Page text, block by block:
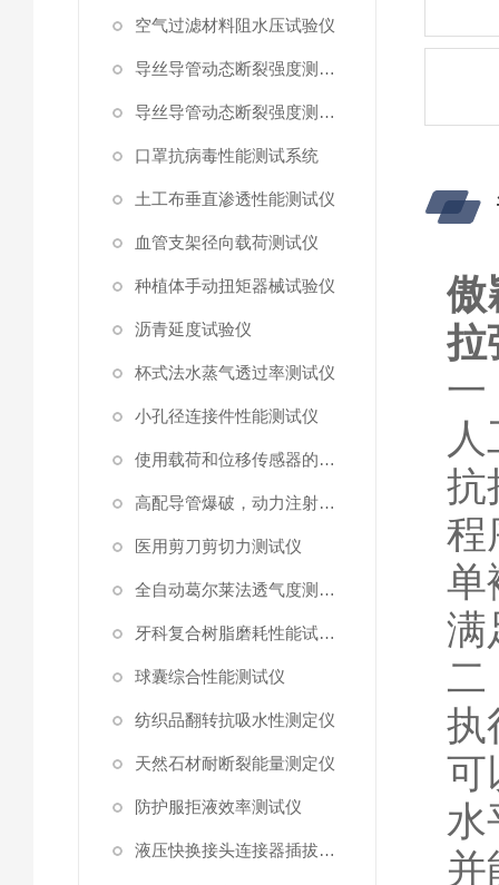
空气过滤材料阻水压试验仪
导丝导管动态断裂强度测试仪 （峰值拉力）
导丝导管动态断裂强度测试仪
口罩抗病毒性能测试系统
土工布垂直渗透性能测试仪
血管支架径向载荷测试仪
种植体手动扭矩器械试验仪
沥青延度试验仪
杯式法水蒸气透过率测试仪
小孔径连接件性能测试仪
使用载荷和位移传感器的塑料高速穿刺特性测试仪
高配导管爆破，动力注射中流量及压力测试仪
医用剪刀剪切力测试仪
全自动葛尔莱法透气度测试仪
牙科复合树脂磨耗性能试验仪
球囊综合性能测试仪
纺织品翻转抗吸水性测定仪
天然石材耐断裂能量测定仪
防护服拒液效率测试仪
液压快换接头连接器插拔泄漏测试仪
傲
拉
一
抗
程
单
满
二
执
可
水
并